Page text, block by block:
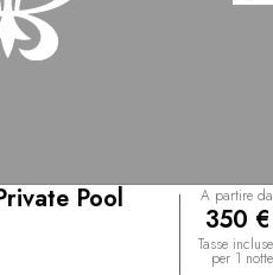
Pool A partire da
350 €
Tasse incluse
per 1 notte